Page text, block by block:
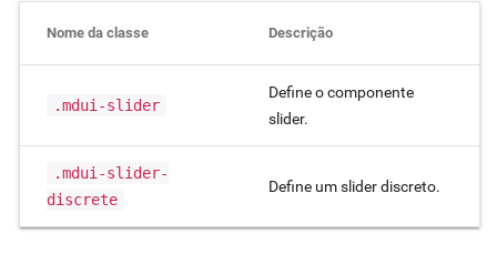
Nome da classe Descrição
.mdui-slider
Define o componente
slider.
.mdui-slider-
discrete
Define um slider discreto.